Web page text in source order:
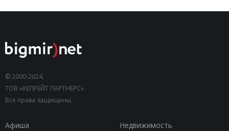
© 2000-2024,
ТОВ «КЕПРЕЙТ ПАРТНЕРС».
Все права защищены.
Афиша
Недвижимость